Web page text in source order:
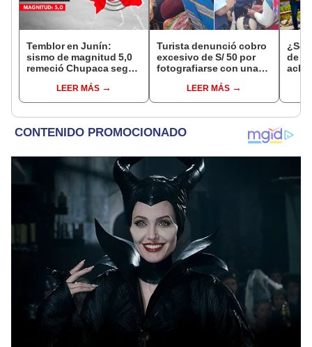
Temblor en Junín:
sismo de magnitud 5,0
remeció Chupaca según
LEER MÁS
Turista denunció cobro
excesivo de S/ 50 por
fotografiarse con una
Serenazgo recuperó el
dinero
LEER MÁS
¿Se
de